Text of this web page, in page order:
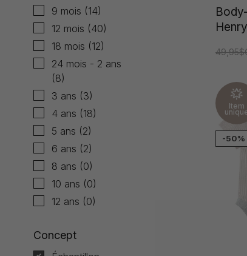
9 mois (14)
12 mois (40)
18 mois (12)
24 mois - 2 ans
(8)
3 ans (3)
4 ans (18)
5 ans (2)
6 ans (2)
8 ans (0)
10 ans (0)
12 ans (0)
Concept
Item
-50%